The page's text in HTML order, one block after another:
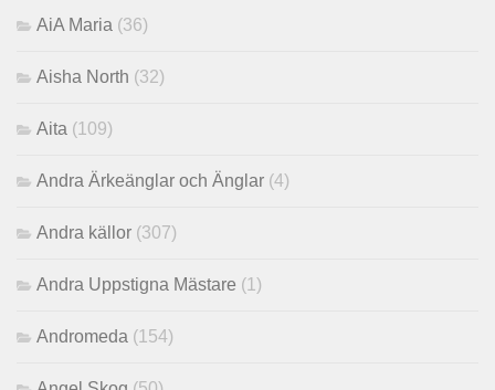
AiA Maria (36)
Aisha North (32)
Aita (109)
Andra Ärkeänglar och Änglar (4)
Andra källor (307)
Andra Uppstigna Mästare (1)
Andromeda (154)